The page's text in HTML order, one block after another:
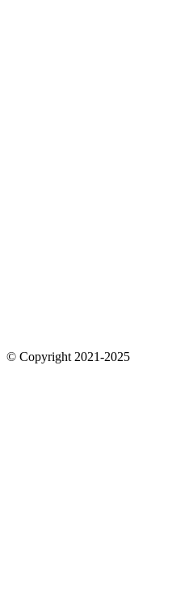
© Copyright 2021-2025